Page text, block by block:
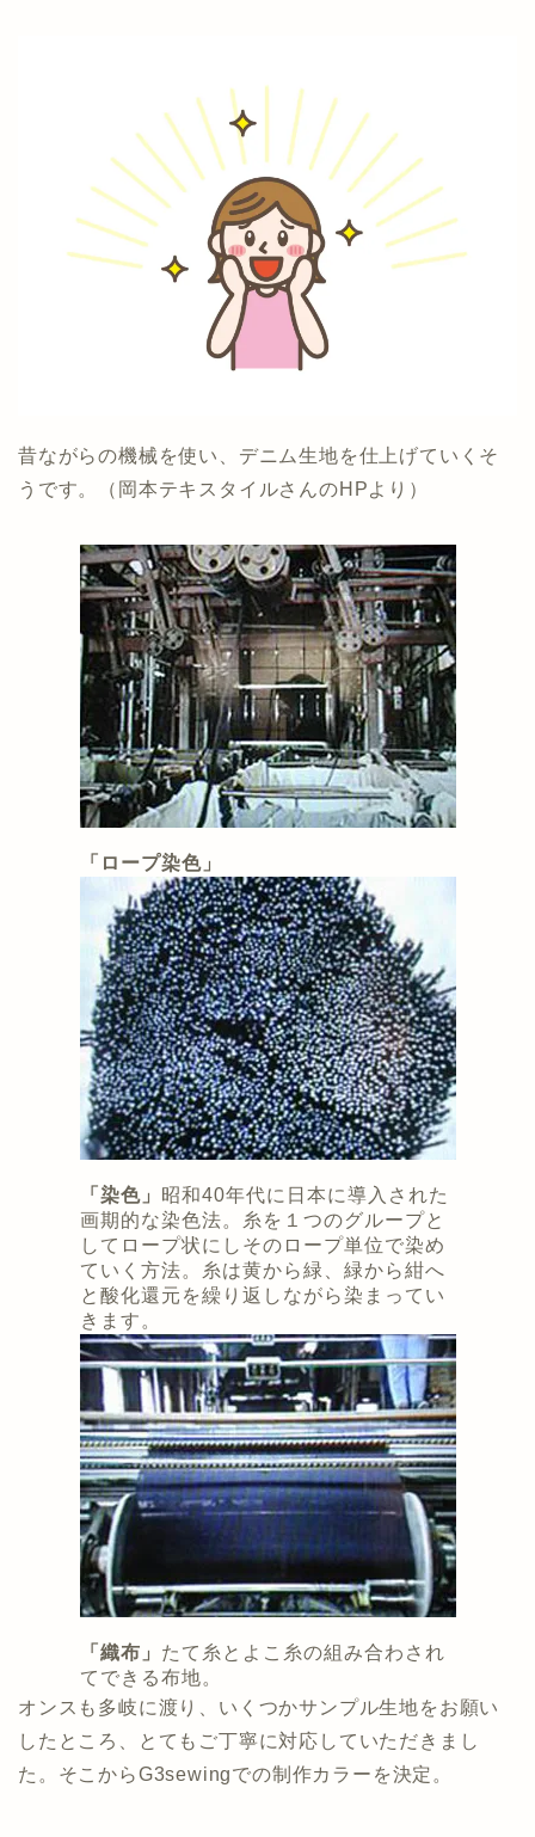
昔ながらの機械を使い、デニム生地を仕上げていくそ
うです。（岡本テキスタイルさんのHPより）
「ロープ染色」
「染色」 昭和40年代に日本に導入された
画期的な染色法。糸を１つのグループと
してロープ状にしそのロープ単位で染め
ていく方法。糸は黄から緑、緑から紺へ
と酸化還元を繰り返しながら染まってい
きます。
「織布」 たて糸とよこ糸の組み合わされ
てできる布地。
オンスも多岐に渡り、いくつかサンプル生地をお願い
したところ、とてもご丁寧に対応していただきまし
た。そこからG3sewingでの制作カラーを決定。